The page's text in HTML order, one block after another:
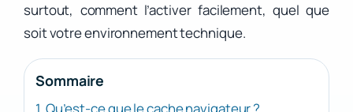
surtout, comment l’activer facilement, quel que
soit votre environnement technique.
Sommaire